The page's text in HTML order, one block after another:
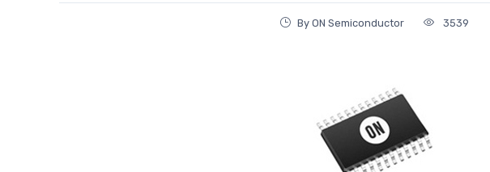
By ON Semiconductor 3539